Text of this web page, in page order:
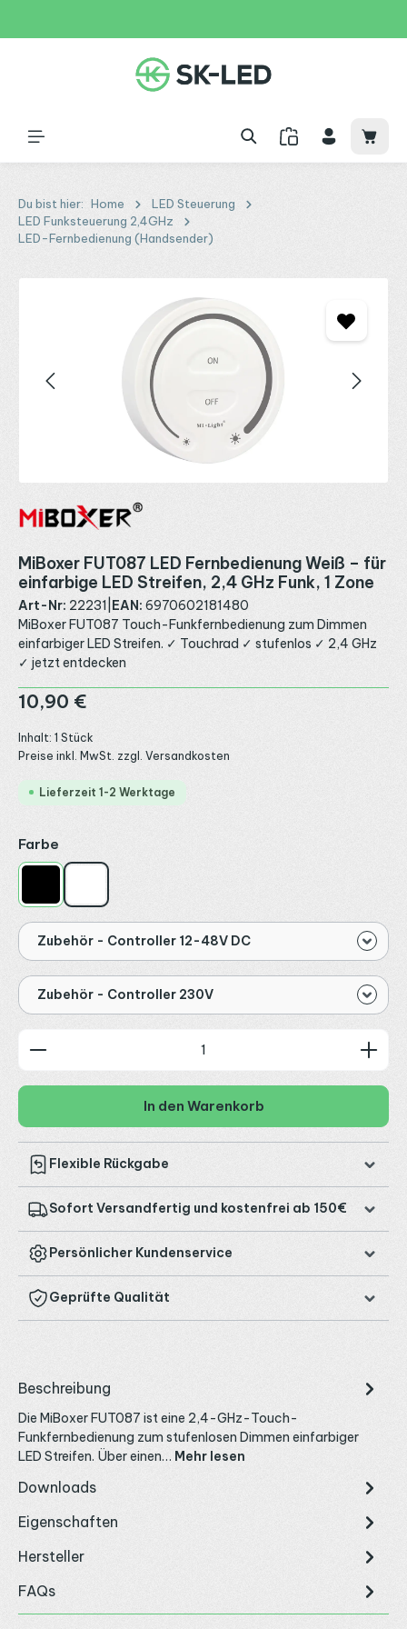
Du bist hier: Home
LED Steuerung
LED Funksteuerung 2,4GHz
LED-Fernbedienung (Handsender)
MiBoxer FUT087 LED Fernbedienung Weiß – für
einfarbige LED Streifen, 2,4 GHz Funk, 1 Zone
Art-Nr: 22231 EAN: 6970602181480
MiBoxer FUT087 Touch-Funkfernbedienung zum Dimmen
einfarbiger LED Streifen. ✓ Touchrad ✓ stufenlos ✓ 2,4 GHz
✓ jetzt entdecken
Regulärer Preis:
10,90 €
Inhalt: 1 Stück
Preise inkl. MwSt. zzgl. Versandkosten
Lieferzeit 1-2 Werktage
Farbe
Zubehör - Controller 12-48V DC
Zubehör - Controller 230V
Produkt Anzahl: Gib den gewünschten Wert ein
In den Warenkorb
Flexible Rückgabe
Sofort Versandfertig und kostenfrei ab 150€
Persönlicher Kundenservice
Geprüfte Qualität
Beschreibung
Die MiBoxer FUT087 ist eine 2,4-GHz-Touch-
Funkfernbedienung zum stufenlosen Dimmen einfarbiger
LED Streifen. Über einen… Mehr lesen
Downloads
Eigenschaften
Hersteller
FAQs